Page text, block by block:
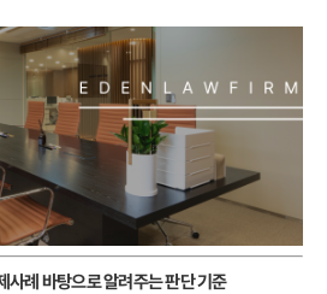
례 바탕으로 알려주는 판단 기준